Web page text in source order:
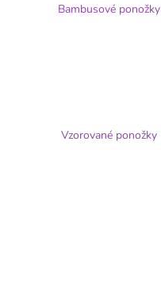
Bambusové ponožky
Vzorované ponožky